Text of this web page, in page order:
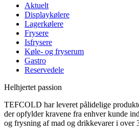
Aktuelt
Displaykølere
Lagerkølere
Frysere
Isfrysere
Køle- og fryserum
Gastro
Reservedele
Helhjertet passion
TEFCOLD har leveret pålidelige
der opfylder kravene fra enhver kunde
og frysning af mad og drikkevarer i over